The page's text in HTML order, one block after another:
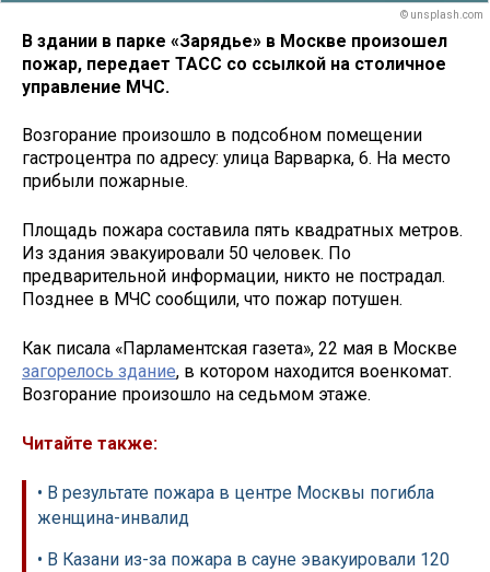
© unsplash.com
В здании в парке «Зарядье» в Москве произошел
пожар, передает ТАСС со ссылкой на столичное
управление МЧС.
Возгорание произошло в подсобном помещении
гастроцентра по адресу: улица Варварка, 6. На место
прибыли пожарные.
Площадь пожара составила пять квадратных метров.
Из здания эвакуировали 50 человек. По
предварительной информации, никто не пострадал.
Позднее в МЧС сообщили, что пожар потушен.
Как писала «Парламентская газета», 22 мая в Москве
загорелось здание, в котором находится военкомат.
Возгорание произошло на седьмом этаже.
Читайте также:
• В результате пожара в центре Москвы погибла
женщина-инвалид
• В Казани из-за пожара в сауне эвакуировали 120